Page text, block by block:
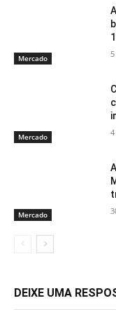
Mercado
Mercado
Mercado
DEIXE UMA